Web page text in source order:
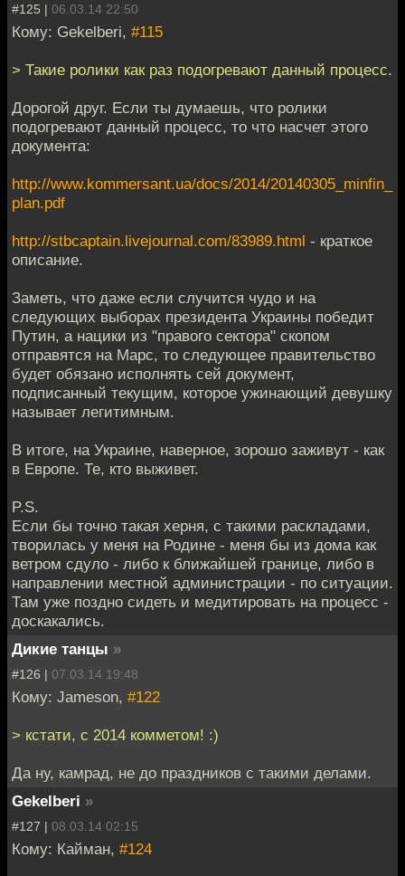
#125 | 06.03.14 22:50
Кому: Gekelberi, #115
> Такие ролики как раз подогревают данный процесс.
Дорогой друг. Если ты думаешь, что ролики
подогревают данный процесс, то что насчет этого
документа:
http://www.kommersant.ua/docs/2014/20140305_minfin_
plan.pdf
http://stbcaptain.livejournal.com/83989.html - краткое
описание.
Заметь, что даже если случится чудо и на
следующих выборах президента Украины победит
Путин, а нацики из "правого сектора" скопом
отправятся на Марс, то следующее правительство
будет обязано исполнять сей документ,
подписанный текущим, которое ужинающий девушку
называет легитимным.
В итоге, на Украине, наверное, зорошо заживут - как
в Европе. Те, кто выживет.
P.S.
Если бы точно такая херня, с такими раскладами,
творилась у меня на Родине - меня бы из дома как
ветром сдуло - либо к ближайшей границе, либо в
направлении местной администрации - по ситуации.
Там уже поздно сидеть и медитировать на процесс -
доскакались.
Дикие танцы »
#126 | 07.03.14 19:48
Кому: Jameson, #122
> кстати, с 2014 комметом! :)
Да ну, камрад, не до праздников с такими делами.
Gekelberi »
#127 | 08.03.14 02:15
Кому: Кайман, #124